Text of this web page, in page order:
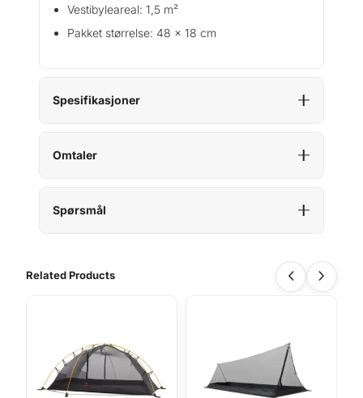
Vestibyleareal: 1,5 m²
Pakket størrelse: 48 x 18 cm
Spesifikasjoner
Omtaler
Spørsmål
Related Products